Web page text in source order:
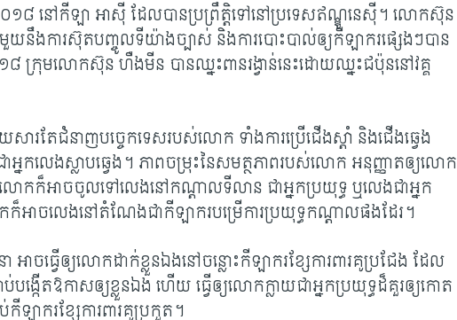
០១៨ នៅកីឡា អាស៊ី ដែលបានប្រព្រឹត្តិ​ទៅ​នៅ​ប្រទេស​ឥណ្ឌូនេស៊ី។ លោកស៊ុន
យនឹងការស៊ុត​បញ្ចូល​ទី​យ៉ាង​ច្បាស់ និងការបោះបាល់ឲ្យកីឡាករផ្សេងៗបាន
១៨ ក្រុម​លោក​ស៊ុន ហឺងមីន បានឈ្នះពានរង្វាន់នេះ​ដោយឈ្នះជប៉ុននៅវគ្គ
តែជំនាញបច្ចេកទេសរបស់លោក ទាំងការ​ប្រើ​ជើង​​ស្ដាំ និងជើងឆ្វេង
នកលេងស្លាបឆ្វេង។ ភាព​ចម្រុះ​​នៃសមត្ថភាពរបស់លោក អនុញ្ញាតឲ្យលោក
លោក​​ក៏​អាច​ចូលទៅលេងនៅកណ្តាលទីលាន ជាអ្នកប្រយុទ្ធ ឬ​លេងជាអ្នក
អាចលេងនៅតំណែងជាកីឡាករ​បម្រើការប្រយុទ្ធ​កណ្ដាល​ផង​ដែរ។
អាចធ្វើឲ្យលោកដាក់ខ្លួនឯងនៅចន្លោះកីឡាករខ្សែ​ការពារ​គូប្រជែង ដែល
បង្កើតឱកាសឲ្យខ្លួនឯង ហើយ ធ្វើឲ្យលោកក្លាយជាអ្នកប្រយុទ្ធដ៏គួរឲ្យកោត
ឡាករ​ខ្សែការពារគូប្រកួត។